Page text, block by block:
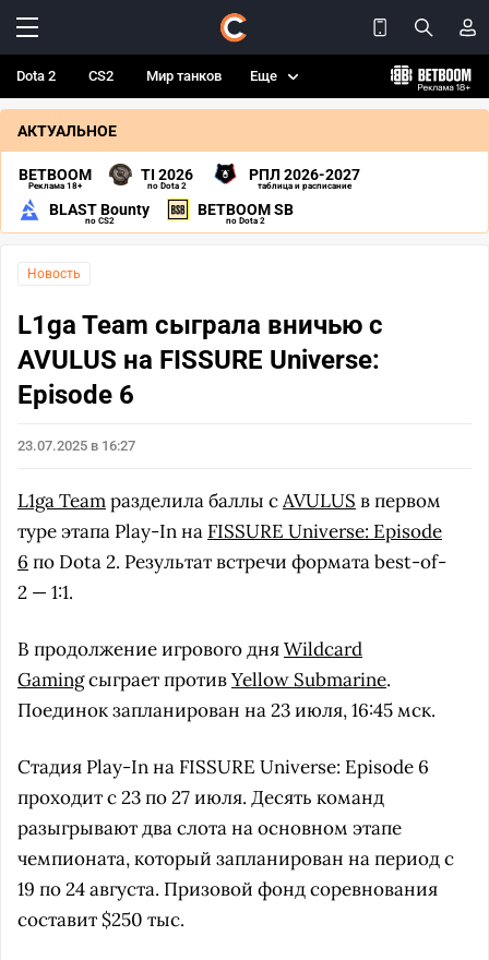
Dota 2 CS2 Мир танков Еще
АКТУАЛЬНОЕ
BETBOOM
Реклама 18+
TI 2026
по Dota 2
РПЛ 2026-2027
таблица и расписание
BLAST Bounty
по CS2
BETBOOM SB
по Dota 2
Новость
L1ga Team сыграла вничью с
AVULUS на FISSURE Universe:
Episode 6
23.07.2025 в 16:27
L1ga Teamразделила баллы сAVULUS в первом
туре этапа Play-In на FISSURE Universe: Episode
6 по Dota 2. Результат встречи формата best-of-
2 — 1:1.
В продолжение игрового дняWildcard
Gamingсыграет противYellow Submarine.
Поединок запланирован на 23 июля, 16:45 мск.
Стадия Play-In на FISSURE Universe: Episode 6
проходит с 23 по 27 июля. Десять команд
разыгрывают два слота на основном этапе
чемпионата, который запланирован на период с
19 по 24 августа. Призовой фонд соревнования
составит $250 тыс.